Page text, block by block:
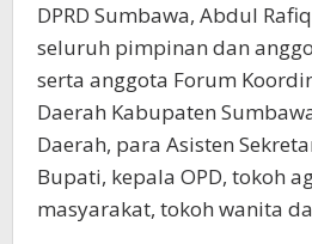
DPRD Sumbawa, Abdul
seluruh pimpinan dan
serta anggota Forum
Daerah Kabupaten
Daerah, para Asisten
Bupati, kepala OPD, tokoh
masyarakat, tokoh wanita